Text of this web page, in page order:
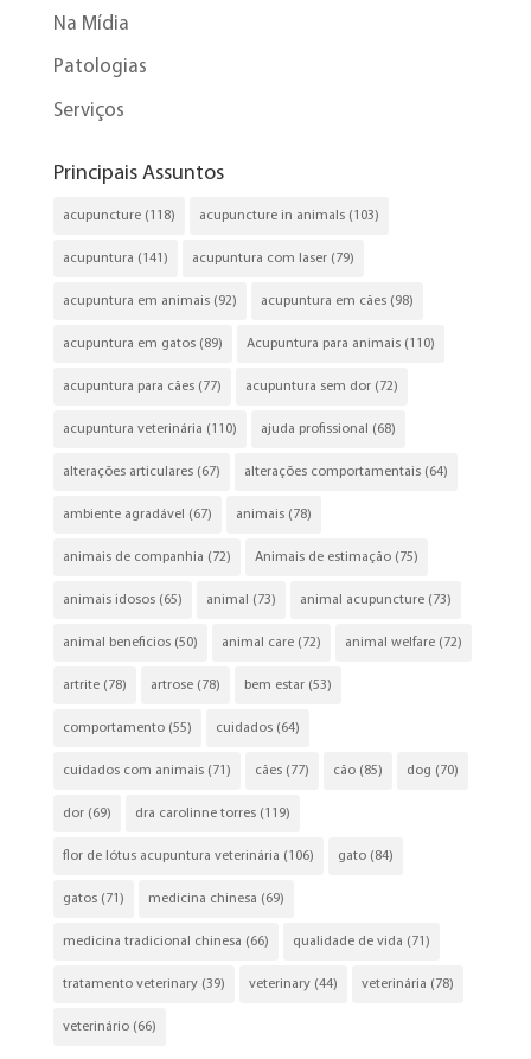
Na Mídia
Patologias
Serviços
Principais Assuntos
acupuncture(118) acupuncture in animals(103)
acupuntura (141) acupuntura com laser(79)
acupuntura em animais(92) acupuntura em cães(98)
acupuntura em gatos(89) Acupuntura para animais(110)
acupuntura para cães(77) acupuntura sem dor(72)
acupuntura veterinária (110) ajuda profissional (68)
alterações articulares(67) alterações comportamentais(64)
ambiente agradável (67) animais(78)
animais de companhia (72) Animais de estimação(75)
animais idosos(65) animal (73) animal acupuncture(73)
animal beneficios(50) animal care(72) animal welfare(72)
artrite(78) artrose(78) bem estar(53)
comportamento(55) cuidados(64)
cuidados com animais(71) cães(77) cão(85) dog (70)
dor(69) dra carolinne torres(119)
flor de lótus acupuntura veterinária (106) gato(84)
gatos(71) medicina chinesa (69)
medicina tradicional chinesa (66) qualidade de vida (71)
tratamento veterinary(39) veterinary(44) veterinária (78)
veterinário(66)